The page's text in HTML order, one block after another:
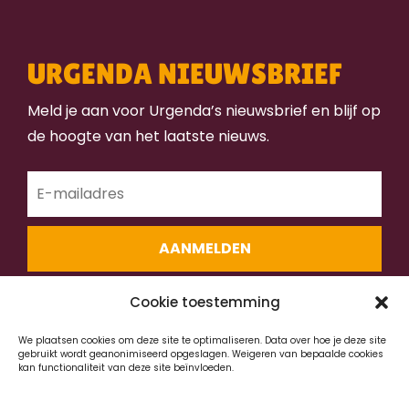
Cookie toestemming
We plaatsen cookies om deze site te optimaliseren. Data over hoe je deze site
gebruikt wordt geanonimiseerd opgeslagen. Weigeren van bepaalde cookies
kan functionaliteit van deze site beïnvloeden.
URGENDA NIEUWSBRIEF
Meld je aan voor Urgenda’s nieuwsbrief en blijf op
de hoogte van het laatste nieuws.
AANMELDEN